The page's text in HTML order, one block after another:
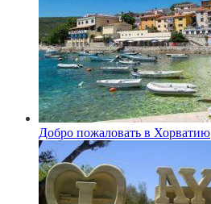
Добро пожаловать в Хорватию